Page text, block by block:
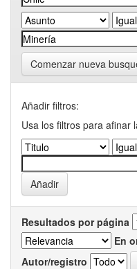
Comenzar nueva
Añadir filtros:
Usa los filtros para afinar
Resultados por página
En
Autor/registro